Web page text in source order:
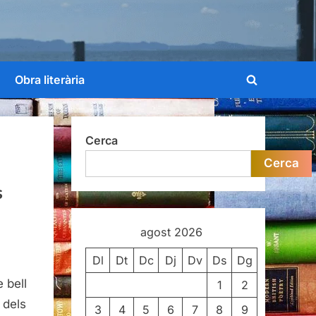
Obra literària
Toggle
search
form
bell
Cerca
Cerca
agost 2026
Dl Dt Dc Dj Dv Ds
Dg
1
2
3
4 5 6 7 8 9